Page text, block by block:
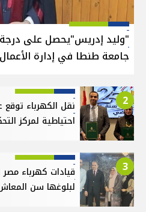
"وليد إدريس"يحصل على درجة
جامعة طنطا في إدارة الأعمال
2
نقل الكهرباء
احتياطية لمركز
3
قيادات كهرباء
لبلوغها سن